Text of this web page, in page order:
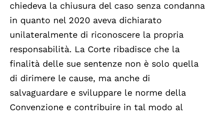
chiedeva la chiusura del caso senza condanna
in quanto nel 2020 aveva dichiarato
unilateralmente di riconoscere la propria
responsabilità. La Corte ribadisce che la
finalità delle sue sentenze non è solo quella
di dirimere le cause, ma anche di
salvaguardare e sviluppare le norme della
Convenzione e contribuire in tal modo al